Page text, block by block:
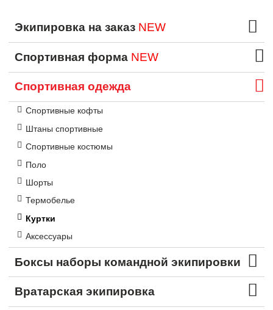
Экипировка на заказ NEW
Спортивная форма NEW
Спортивная одежда
Спортивные кофты
Штаны спортивные
Спортивные костюмы
Поло
Шорты
Термобелье
Куртки
Аксессуары
Боксы наборы командной экипировки
Вратарская экипировка